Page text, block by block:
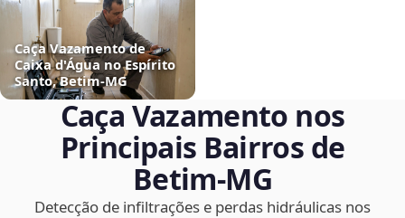
Caça Vazamento de
Caixa d'Água no Espírito
Santo, Betim‑MG
Caça Vazamento nos
Principais Bairros de
Betim‑MG
Detecção de infiltrações e perdas hidráulicas nos